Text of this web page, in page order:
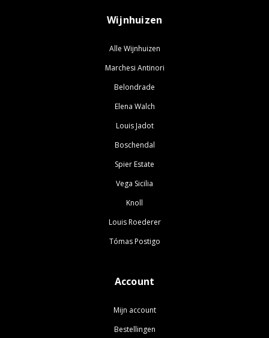
Wijnhuizen
Alle Wijnhuizen
Marchesi Antinori
Belondrade
Elena Walch
Louis Jadot
Boschendal
Spier Estate
Vega Sicilia
Knoll
Louis Roederer
Tómas Postigo
Account
Mijn account
Bestellingen